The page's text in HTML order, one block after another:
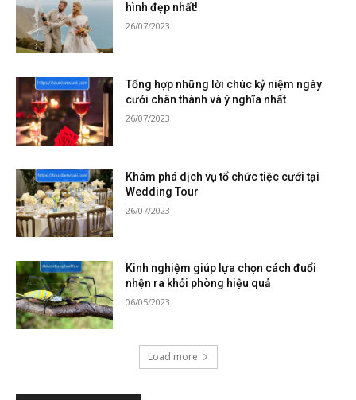
hình đẹp nhất!
26/07/2023
Tổng hợp những lời chúc kỷ niệm ngày
cưới chân thành và ý nghĩa nhất
26/07/2023
Khám phá dịch vụ tổ chức tiệc cưới tại
Wedding Tour
26/07/2023
Kinh nghiệm giúp lựa chọn cách đuổi
nhện ra khỏi phòng hiệu quả
06/05/2023
Load more